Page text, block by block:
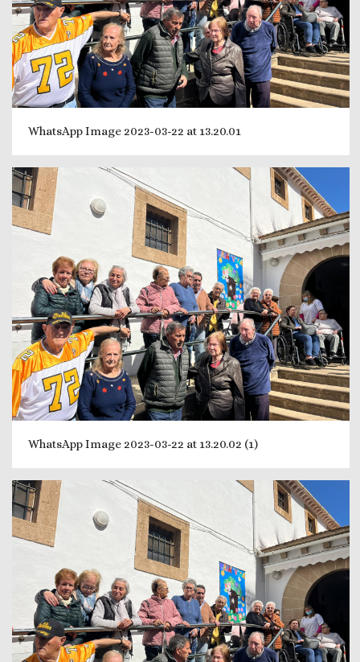
WhatsApp Image 2023-03-22 at 13.20.01
WhatsApp Image 2023-03-22 at 13.20.02 (1)